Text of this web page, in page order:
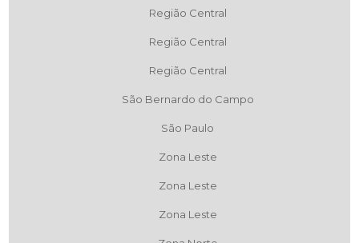
Região Central
Região Central
Região Central
São Bernardo do Campo
São Paulo
Zona Leste
Zona Leste
Zona Leste